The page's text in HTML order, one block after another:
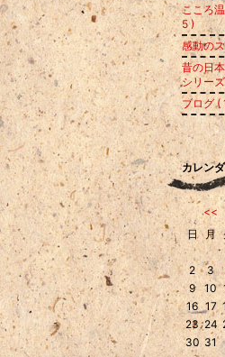
こころ
5 )
感動の
昔の日
シリー
ブログ (
カレン
<<
日
月
2
3
9
10
16 17
23 24
30 31